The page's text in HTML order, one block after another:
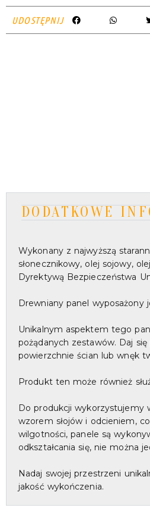
UDOSTĘPNIJ
DODATKOWE
Wykonany z najwyższą
słonecznikowy, olej sojowy,
Dyrektywą Bezpieczeństwa
Drewniany panel
Unikalnym aspektem tego
pożądanych zestawów. Daj
powierzchnie ścian lub wnęk
Produkt ten może również
Do produkcji wykorzystujemy
wzorem słojów i odcieniem,
wilgotności, panele są
odkształcania się, nie można
Nadaj swojej przestrzeni
jakość wykończenia.